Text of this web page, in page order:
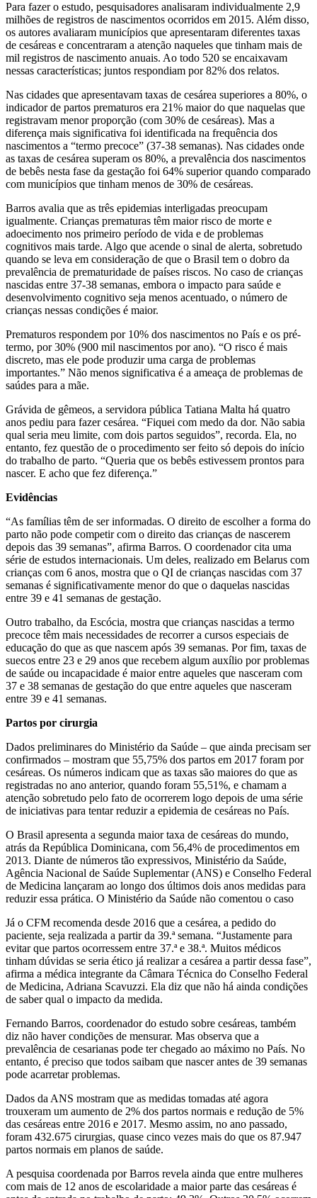
Para fazer o estudo, pesquisadores analisaram individualmente 2,9
milhões de registros de nascimentos ocorridos em 2015. Além disso,
os autores avaliaram municípios que apresentaram diferentes taxas
de cesáreas e concentraram a atenção naqueles que tinham mais de
mil registros de nascimento anuais. Ao todo 520 se encaixavam
nessas características; juntos respondiam por 82% dos relatos.
Nas cidades que apresentavam taxas de cesárea superiores a 80%, o
indicador de partos prematuros era 21% maior do que naquelas que
registravam menor proporção (com 30% de cesáreas). Mas a
diferença mais significativa foi identificada na frequência dos
nascimentos a “termo precoce” (37-38 semanas). Nas cidades onde
as taxas de cesárea superam os 80%, a prevalência dos nascimentos
de bebês nesta fase da gestação foi 64% superior quando comparado
com municípios que tinham menos de 30% de cesáreas.
Barros avalia que as três epidemias interligadas preocupam
igualmente. Crianças prematuras têm maior risco de morte e
adoecimento nos primeiro período de vida e de problemas
cognitivos mais tarde. Algo que acende o sinal de alerta, sobretudo
quando se leva em consideração de que o Brasil tem o dobro da
prevalência de prematuridade de países riscos. No caso de crianças
nascidas entre 37-38 semanas, embora o impacto para saúde e
desenvolvimento cognitivo seja menos acentuado, o número de
crianças nessas condições é maior.
Prematuros respondem por 10% dos nascimentos no País e os pré-
termo, por 30% (900 mil nascimentos por ano). “O risco é mais
discreto, mas ele pode produzir uma carga de problemas
importantes.” Não menos significativa é a ameaça de problemas de
saúdes para a mãe.
Grávida de gêmeos, a servidora pública Tatiana Malta há quatro
anos pediu para fazer cesárea. “Fiquei com medo da dor. Não sabia
qual seria meu limite, com dois partos seguidos”, recorda. Ela, no
entanto, fez questão de o procedimento ser feito só depois do início
do trabalho de parto. “Queria que os bebês estivessem prontos para
nascer. E acho que fez diferença.”
Evidências
“As famílias têm de ser informadas. O direito de escolher a forma do
parto não pode competir com o direito das crianças de nascerem
depois das 39 semanas”, afirma Barros. O coordenador cita uma
série de estudos internacionais. Um deles, realizado em Belarus com
crianças com 6 anos, mostra que o QI de crianças nascidas com 37
semanas é significativamente menor do que o daquelas nascidas
entre 39 e 41 semanas de gestação.
Outro trabalho, da Escócia, mostra que crianças nascidas a termo
precoce têm mais necessidades de recorrer a cursos especiais de
educação do que as que nascem após 39 semanas. Por fim, taxas de
suecos entre 23 e 29 anos que recebem algum auxílio por problemas
de saúde ou incapacidade é maior entre aqueles que nasceram com
37 e 38 semanas de gestação do que entre aqueles que nasceram
entre 39 e 41 semanas.
Partos por cirurgia
Dados preliminares do Ministério da Saúde – que ainda precisam ser
confirmados – mostram que 55,75% dos partos em 2017 foram por
cesáreas. Os números indicam que as taxas são maiores do que as
registradas no ano anterior, quando foram 55,51%, e chamam a
atenção sobretudo pelo fato de ocorrerem logo depois de uma série
de iniciativas para tentar reduzir a epidemia de cesáreas no País.
O Brasil apresenta a segunda maior taxa de cesáreas do mundo,
atrás da República Dominicana, com 56,4% de procedimentos em
2013. Diante de números tão expressivos, Ministério da Saúde,
Agência Nacional de Saúde Suplementar (ANS) e Conselho Federal
de Medicina lançaram ao longo dos últimos dois anos medidas para
reduzir essa prática. O Ministério da Saúde não comentou o caso
Já o CFM recomenda desde 2016 que a cesárea, a pedido do
paciente, seja realizada a partir da 39.ª semana. “Justamente para
evitar que partos ocorressem entre 37.ª e 38.ª. Muitos médicos
tinham dúvidas se seria ético já realizar a cesárea a partir dessa fase”,
afirma a médica integrante da Câmara Técnica do Conselho Federal
de Medicina, Adriana Scavuzzi. Ela diz que não há ainda condições
de saber qual o impacto da medida.
Fernando Barros, coordenador do estudo sobre cesáreas, também
diz não haver condições de mensurar. Mas observa que a
prevalência de cesarianas pode ter chegado ao máximo no País. No
entanto, é preciso que todos saibam que nascer antes de 39 semanas
pode acarretar problemas.
Dados da ANS mostram que as medidas tomadas até agora
trouxeram um aumento de 2% dos partos normais e redução de 5%
das cesáreas entre 2016 e 2017. Mesmo assim, no ano passado,
foram 432.675 cirurgias, quase cinco vezes mais do que os 87.947
partos normais em planos de saúde.
A pesquisa coordenada por Barros revela ainda que entre mulheres
com mais de 12 anos de escolaridade a maior parte das cesáreas é